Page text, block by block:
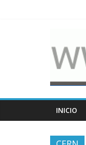
Cosas
con
la
de
INICIO